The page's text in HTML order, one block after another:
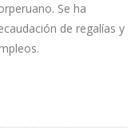
Se ha
de regalías y